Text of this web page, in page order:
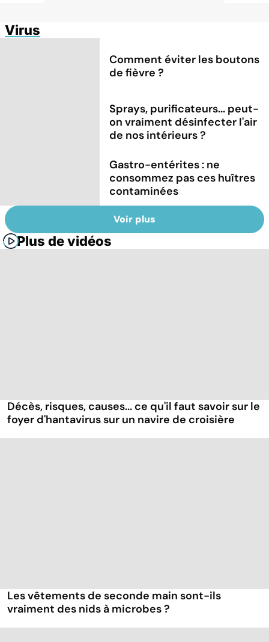
Virus
Comment éviter les boutons
de fièvre ?
Sprays, purificateurs... peut-
on vraiment désinfecter l'air
de nos intérieurs ?
Gastro-entérites : ne
consommez pas ces huîtres
contaminées
Voir plus
Plus de vidéos
Décès, risques, causes... ce qu'il faut savoir sur le
foyer d'hantavirus sur un navire de croisière
Les vêtements de seconde main sont-ils
vraiment des nids à microbes ?